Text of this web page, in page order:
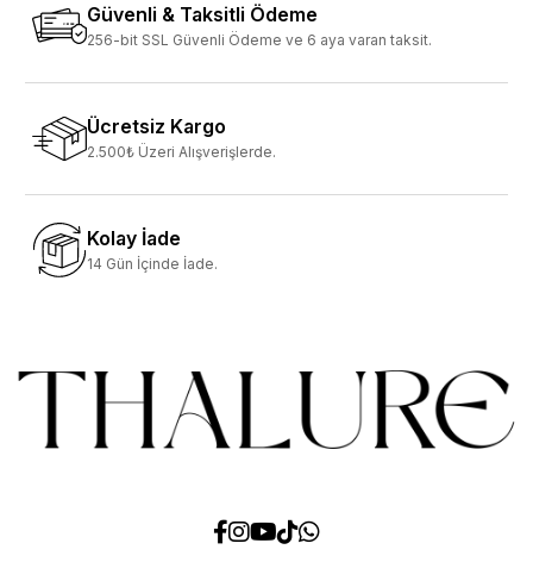
Güvenli & Taksitli Ödeme
256-bit SSL Güvenli Ödeme ve 6 aya varan taksit.
Ücretsiz Kargo
2.500₺ Üzeri Alışverişlerde.
Kolay İade
14 Gün İçinde İade.